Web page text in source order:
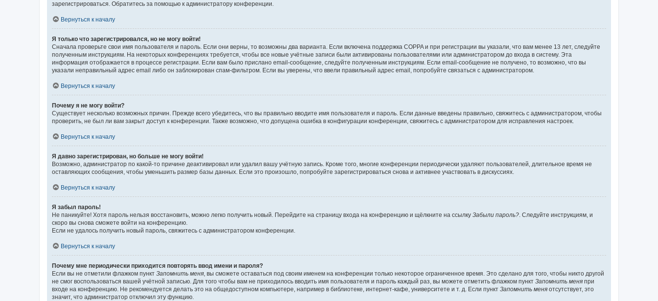
зарегистрироваться. Обратитесь за помощью к администратору конференции.
Вернуться к началу
Я только что зарегистрировался, но не могу войти!
Сначала проверьте свои имя пользователя и пароль. Если они верны, то возможны два варианта. Если включена поддержка COPPA и при регистрации вы указали, что вам менее 13 лет, следуйте
полученным инструкциям. На некоторых конференциях требуется, чтобы все новые учётные записи были активированы пользователями или администратором до входа в систему. Эта
информация отображается в процессе регистрации. Если вам было прислано email-сообщение, следуйте полученным инструкциям. Если email-сообщение не получено, то возможно, что вы
указали неправильный адрес email либо он заблокирован спам-фильтром. Если вы уверены, что ввели правильный адрес email, попробуйте связаться с администратором.
Вернуться к началу
Почему я не могу войти?
Существует несколько возможных причин. Прежде всего убедитесь, что вы правильно вводите имя пользователя и пароль. Если данные введены правильно, свяжитесь с администратором, чтобы
проверить, не был ли вам закрыт доступ к конференции. Также возможно, что допущена ошибка в конфигурации конференции, свяжитесь с администратором для исправления настроек.
Вернуться к началу
Я давно зарегистрирован, но больше не могу войти!
Возможно, администратор по какой-то причине деактивировал или удалил вашу учётную запись. Кроме того, многие конференции периодически удаляют пользователей, длительное время не
оставляющих сообщения, чтобы уменьшить размер базы данных. Если это произошло, попробуйте зарегистрироваться снова и активнее участвовать в дискуссиях.
Вернуться к началу
Я забыл пароль!
Не паникуйте! Хотя пароль нельзя восстановить, можно легко получить новый. Перейдите на страницу входа на конференцию и щёлкните на ссылку Забыли пароль? . Следуйте инструкциям, и
скоро вы снова сможете войти на конференцию.
Если не удалось получить новый пароль, свяжитесь с администратором конференции.
Вернуться к началу
Почему мне периодически приходится повторять ввод имени и пароля?
Если вы не отметили флажком пункт Запомнить меня , вы сможете оставаться под своим именем на конференции только некоторое ограниченное время. Это сделано для того, чтобы никто другой
не смог воспользоваться вашей учётной записью. Для того чтобы вам не приходилось вводить имя пользователя и пароль каждый раз, вы можете отметить флажком пункт Запомнить меня при
входе на конференцию. Не рекомендуется делать это на общедоступном компьютере, например в библиотеке, интернет-кафе, университете и т. д. Если пункт Запомнить меня отсутствует, это
значит, что администратор отключил эту функцию.